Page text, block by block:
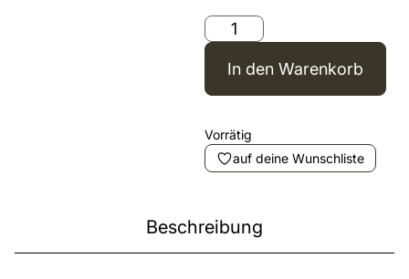
In den Warenkorb
Vorrätig
auf deine Wunschliste
Beschreibung